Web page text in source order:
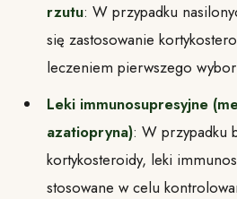
rzutu: W przypadku
się zastosowanie
leczeniem pierwszego
Leki immunosupresyjne
azatiopryna): W przypadku
kortykosteroidy, leki
stosowane w celu